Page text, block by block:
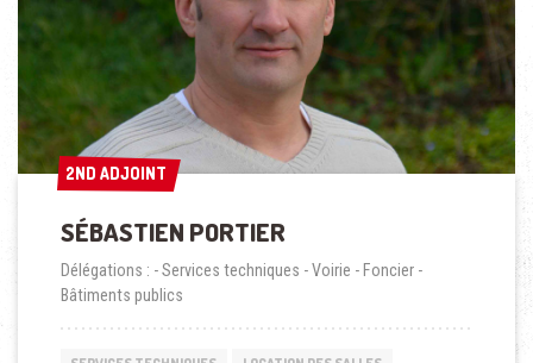
2ND ADJOINT
2ND ADJOINT
SÉBASTIEN PORTIER
Délégations : - Services techniques - Voirie - Foncier -
Bâtiments publics